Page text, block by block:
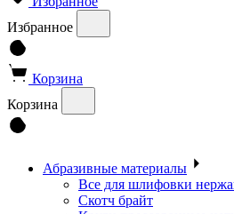
Избранное
Корзина
Корзина
Абразивные материалы
Все для шлифовки
Скотч брайт